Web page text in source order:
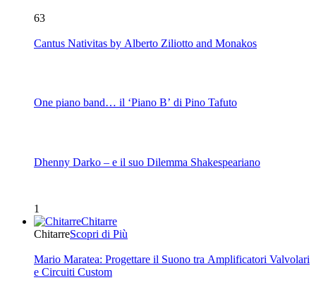
63
Cantus Nativitas by Alberto Ziliotto and Monakos
One piano band… il ‘Piano B’ di Pino Tafuto
Dhenny Darko – e il suo Dilemma Shakespeariano
1
Chitarre
ChitarreScopri di Più
Mario Maratea: Progettare il Suono tra Amplificatori Valvolari
e Circuiti Custom